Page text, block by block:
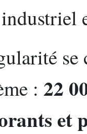
se
: 22
et